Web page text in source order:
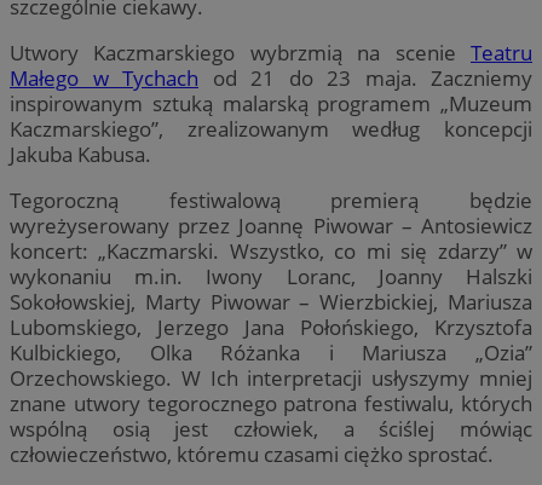
szczególnie ciekawy.
Utwory Kaczmarskiego wybrzmią na scenie Teatru
Małego w Tychach od 21 do 23 maja. Zaczniemy
inspirowanym sztuką malarską programem „Muzeum
Kaczmarskiego”, zrealizowanym według koncepcji
Jakuba Kabusa.
Tegoroczną festiwalową premierą będzie
wyreżyserowany przez Joannę Piwowar – Antosiewicz
koncert: „Kaczmarski. Wszystko, co mi się zdarzy” w
wykonaniu m.in. Iwony Loranc, Joanny Halszki
Sokołowskiej, Marty Piwowar – Wierzbickiej, Mariusza
Lubomskiego, Jerzego Jana Połońskiego, Krzysztofa
Kulbickiego, Olka Różanka i Mariusza „Ozia”
Orzechowskiego. W Ich interpretacji usłyszymy mniej
znane utwory tegorocznego patrona festiwalu, których
wspólną osią jest człowiek, a ściślej mówiąc
człowieczeństwo, któremu czasami ciężko sprostać.